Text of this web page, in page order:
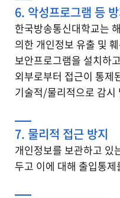
6. 악성프로그램 등
한국방송통신대학교는
의한 개인정보 유출 및
보안프로그램을 설치하
외부로부터 접근이 통제
기술적/물리적으로 감시
7. 물리적 접근 방지
개인정보를 보관하고 있
두고 이에 대해 출입통